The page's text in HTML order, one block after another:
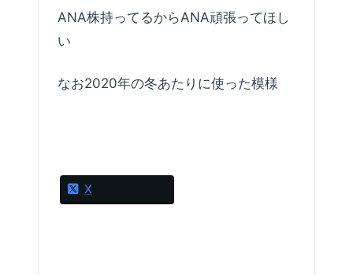
ANA株持ってるからANA頑張ってほし
い
なお2020年の冬あたりに使った模様
X